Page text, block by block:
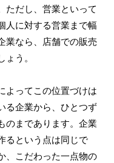
ただし、営業といって
人に対する営業まで幅
業なら、店舗での販売
う。
よってこの位置づけは
る企業から、ひとつず
のまであります。企業
るという点は同じで
、こだわった一点物の